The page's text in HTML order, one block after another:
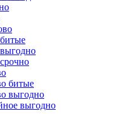
битые
выгодно
выгодно